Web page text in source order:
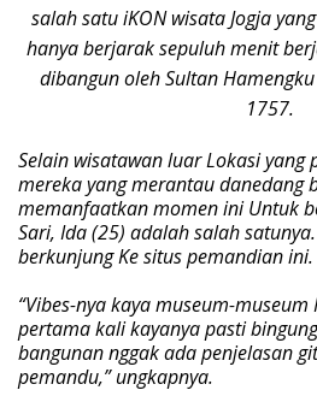
Selain wisatawan luar Lokasi yang
mereka yang merantau danedang
memanfaatkan momen ini Untuk
Sari, Ida (25) adalah salah
berkunjung Ke situs pemandian ini.
“Vibes-nya kaya museum-
pertama kali kayanya pasti
bangunan nggak ada penjelasan
pemandu,” ungkapnya.